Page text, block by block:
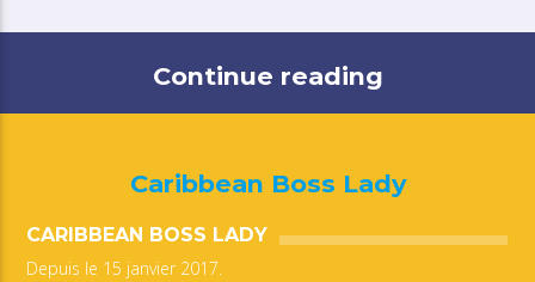
Continue reading
Caribbean Boss Lady
CARIBBEAN BOSS LADY
Depuis le 15 janvier 2017.